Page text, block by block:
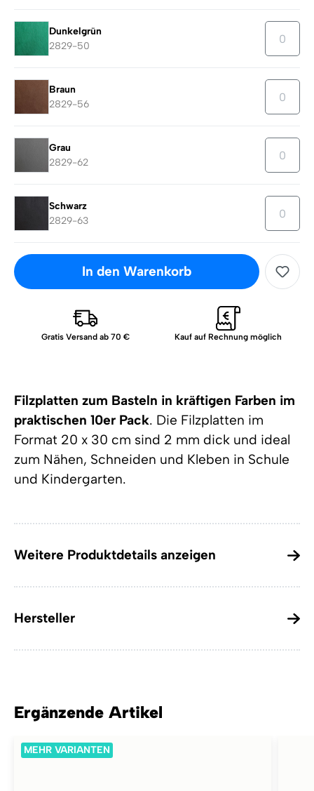
Filzplatten zum Basteln in kräftigen Farben im
praktischen 10er Pack. Die Filzplatten im
Format 20 x 30 cm sind 2 mm dick und ideal
zum Nähen, Schneiden und Kleben in Schule
und Kindergarten.
Weitere Produktdetails anzeigen
Hersteller
Dunkelgrün
2829-50
Braun
2829-56
Grau
2829-62
Schwarz
2829-63
In den Warenkorb
Gratis Versand ab 70 € Kauf auf Rechnung möglich
Ergänzende Artikel
MEHR VARIANTEN